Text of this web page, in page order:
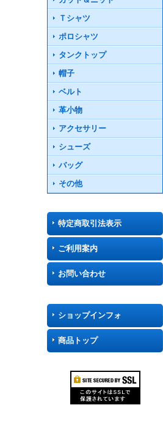
Ｔシャツ
ポロシャツ
タンクトップ
帽子
ベルト
革小物
アクセサリー
シューズ
バッグ
その他
特定商取引法表示
ご利用案内
お問い合わせ
ショップインフォ
商品トップ